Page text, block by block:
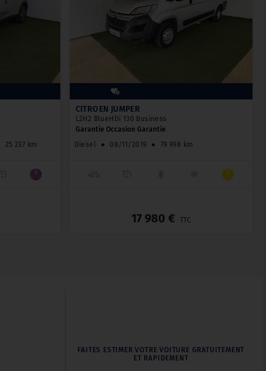
25 237 km
CITROËN JUMPER
L2H2 BlueHDi 130 Business
Garantie Occasion Garantie
Diesel
● 08/11/2019 ● 79 998 km
17 980 € TTC
FAITES ESTIMER VOTRE VOITURE GRATUITEMENT
ET RAPIDEMENT